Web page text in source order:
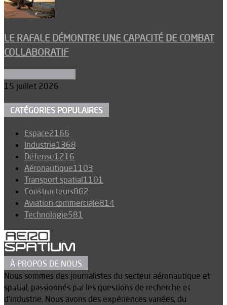
LE RAFALE DÉMONTRE UNE CAPACITÉ DE COMBAT
COLLABORATIF
15 juillet 2026
CATÉGORIES POPULAIRES
Espace2166
Industrie1368
Défense1216
Aéronautique1103
Transport spatial1101
Constructeurs862
Aviation commerciale814
Technologie581
À PROPOS DE NOUS
Nous sommes des journalistes du secteur aéronautique et
spatial, passionnés par les questions de recherche et
d’industrie. Nous avons des expériences variées, du